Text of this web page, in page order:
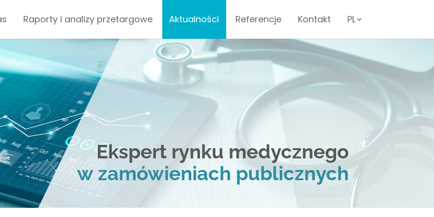
Raporty i analizy przetargowe Aktualności Referencje Kontakt PL
Ekspert rynku medycznego
w zamówieniach publicznych